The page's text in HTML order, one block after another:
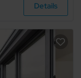
Details